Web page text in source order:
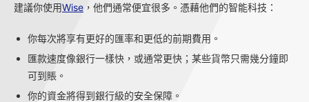
建議你使用Wise ，他們通常便宜很多。憑藉他們的智能科技：
你每次將享有更好的匯率和更低的前期費用。
匯款速度像銀行一樣快，或通常更快；某些貨幣只需幾分鐘即
可到賬。
你的資金將得到銀行級的安全保障。